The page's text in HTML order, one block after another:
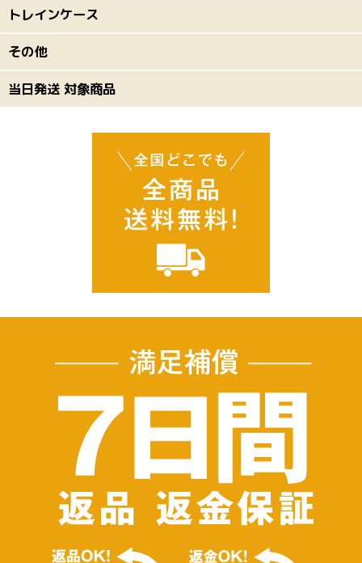
トレインケース
その他
当日発送 対象商品